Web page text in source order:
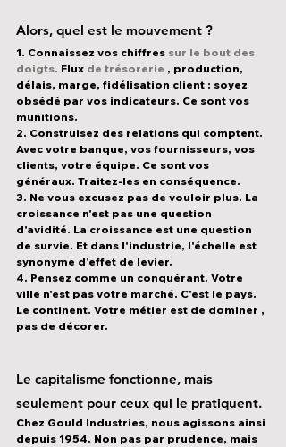
Alors, quel est le mouvement ?
1. Connaissez vos chiffres sur le bout des
doigts. Flux de trésorerie , production,
délais, marge, fidélisation client : soyez
obsédé par vos indicateurs. Ce sont vos
munitions.
2. Construisez des relations qui comptent.
Avec votre banque, vos fournisseurs, vos
clients, votre équipe. Ce sont vos
généraux. Traitez-les en conséquence.
3. Ne vous excusez pas de vouloir plus. La
croissance n'est pas une question
d'avidité. La croissance est une question
de survie. Et dans l'industrie, l'échelle est
synonyme d'effet de levier.
4. Pensez comme un conquérant. Votre
ville n'est pas votre marché. C'est le pays.
Le continent. Votre métier est de dominer ,
pas de décorer.
Le capitalisme fonctionne, mais
seulement pour ceux qui le pratiquent.
Chez Gould Industries, nous agissons ainsi
depuis 1954. Non pas par prudence, mais